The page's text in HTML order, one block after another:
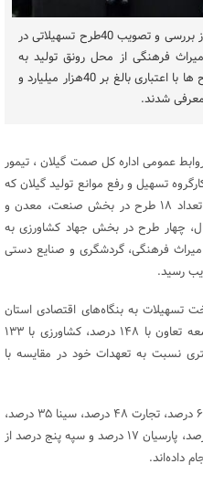
مدیر کل صنعت، معدن و تجارت گیلان از بررسی و تصویب 40طرح تسهیلاتی در
فرهنگی از محل رونق تولید به
بانک‌های عامل خبر داد و افزود: این طرح ها با اعتباری بالغ بر 40هزار میلیارد و
عمومی اداره کل صمت گیلان ، تیمور
در جلسه کارگروه تسهیل و رفع موانع تولید گیلان که
در استانداری برگزار شد، اظهار کرد: از این تعداد ۱۸ طرح در بخش صنعت، معدن و
هزار و ۸۳۸ میلیارد ریال، چهار طرح در بخش جهاد کشاورزی به
و ۵ طرح در حوزه میراث فرهنگی، گردشگری و صنایع دستی
تسهیلات به بنگاه‌های اقتصادی استان
نشان می‌دهد بانک ملی با ۱۳۶ درصد، توسعه تعاون با ۱۴۸ درصد، کشاورزی با ۱۳۳
عملکردی بهتری نسبت به تعهدات خود در مقایسه با
وی افزود: بانک رفاه نیز با ۷۱ درصد، ملت ۶۰ درصد، تجارت ۴۸ درصد، سینا ۳۵ درصد،
صنعت و معدن ۲۸ درصد، پست بانک ۲۱ درصد، پارسیان ۱۷ درصد و سپه پنج درصد از
داده‌اند.